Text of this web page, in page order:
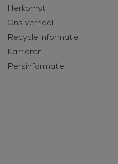
Herkomst
Ons verhaal
Recycle informatie
Karrierer
Persinformatie